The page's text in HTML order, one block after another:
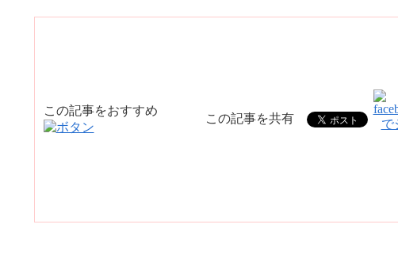
この記事をおすすめ
この記事を共有